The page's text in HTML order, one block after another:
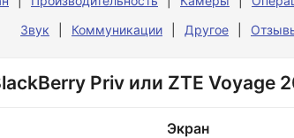
Звук
Коммуникации Другое
Priv или ZTE Voyage
Экран